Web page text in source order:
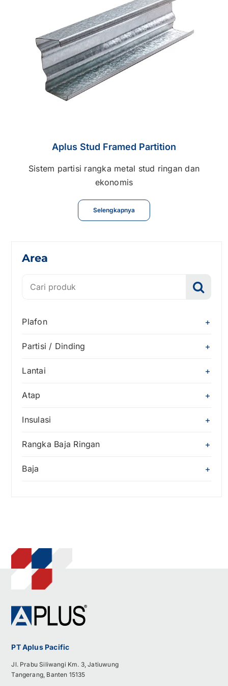
Area
Plafon
Partisi / Dinding
Lantai
Atap
Insulasi
Rangka Baja Ringan
Baja
Aplus Stud Framed Partition
Sistem partisi rangka metal stud ringan dan
ekonomis
Selengkapnya
PT Aplus Pacific
Jl. Prabu Siliwangi Km. 3, Jatiuwung
Tangerang, Banten 15135